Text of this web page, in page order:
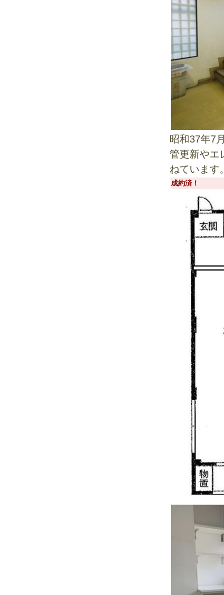
昭和37年7
管更新やエ
ねています
成約済！